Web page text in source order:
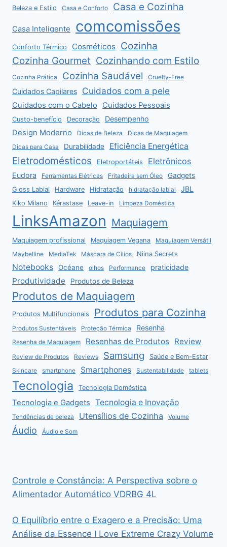
Beleza e Estilo Casa e Conforto Casa e Cozinha
Casa Inteligente comcomissões
Conforto Térmico Cosméticos Cozinha
Cozinha Gourmet Cozinhando com Estilo
Cozinha Prática Cozinha Saudável Cruelty-Free
Cuidados Capilares Cuidados com a pele
Cuidados com o Cabelo Cuidados Pessoais
Custo-benefício Decoração Desempenho
Design Moderno Dicas de Beleza
Dicas de Maquiagem
Dicas para Casa
Durabilidade Eficiência Energética
Eletrodomésticos Eletroportáteis Eletrônicos
Eudora Ferramentas Elétricas Fritadeira sem Óleo Gadgets
Gloss Labial Hardware Hidratação hidratação labial JBL
Kiko Milano Kérastase Leave-in Limpeza Doméstica
LinksAmazon Maquiagem
Maquiagem profissional Maquiagem Vegana
Maquiagem Versátil
Maybelline
MediaTek Máscara de Cílios Niina Secrets
Notebooks Océane olhos Performance praticidade
Produtividade Produtos de Beleza
Produtos de Maquiagem
Produtos Multifuncionais Produtos para Cozinha
Produtos Sustentáveis Proteção Térmica Resenha
Resenha de Maquiagem Resenhas de Produtos Review
Review de Produtos Reviews Samsung Saúde e Bem-Estar
Skincare smartphone Smartphones Sustentabilidade tablets
Tecnologia Tecnologia Doméstica
Tecnologia e Gadgets Tecnologia e Inovação
Tendências de beleza Utensílios de Cozinha Volume
Áudio Áudio e Som
Controle e Constância: A Perspectiva sobre o
Alimentador Automático VDRBG 4L
O Equilíbrio entre o Exagero e a Precisão: Uma
Análise da Essence I Love Extreme Crazy Volume